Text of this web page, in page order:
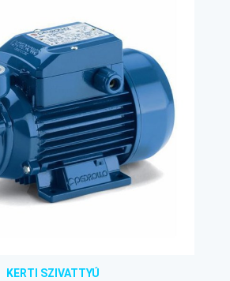
KERTI SZIVATTYÚ